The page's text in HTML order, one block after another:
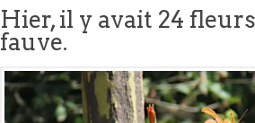
Hier, il y avait 24
fauve.